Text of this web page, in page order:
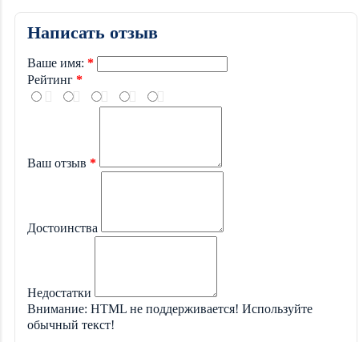
Написать отзыв
Ваше имя:
Рейтинг
Ваш отзыв
Достоинства
Недостатки
Внимание: HTML не поддерживается! Используйте
обычный текст!